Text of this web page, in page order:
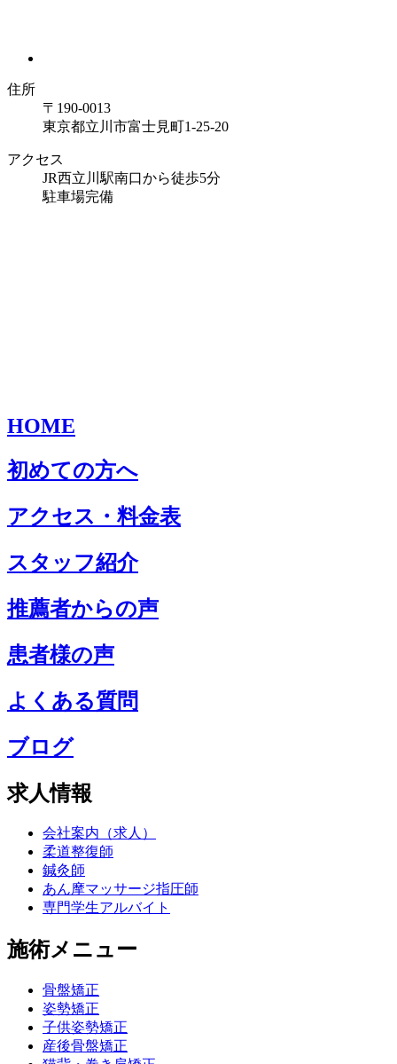
住所
〒190-0013
東京都立川市富士見町1-25-20
アクセス
JR西立川駅南口から徒歩5分
駐車場完備
HOME
初めての方へ
アクセス・料金表
スタッフ紹介
推薦者からの声
患者様の声
よくある質問
ブログ
求人情報
会社案内（求人）
柔道整復師
鍼灸師
あん摩マッサージ指圧師
専門学生アルバイト
施術メニュー
骨盤矯正
姿勢矯正
子供姿勢矯正
産後骨盤矯正